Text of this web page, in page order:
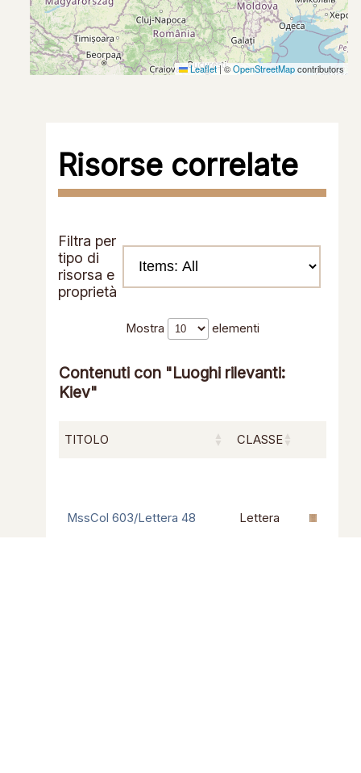
Risorse correlate
Filtra per
tipo di
risorsa e
proprietà
Mostra elementi
Contenuti con "Luoghi rilevanti:
Kiev"
TITOLO CLASSE
MssCol 603/Lettera 48 Lettera
Leaflet|©OpenStreetMapcontributors